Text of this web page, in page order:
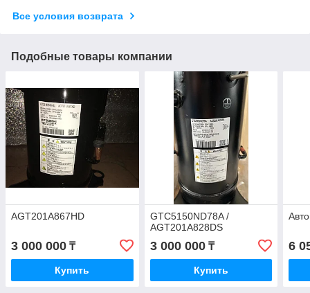
Все условия возврата
Подобные товары компании
AGT201A867HD
3 000 000 ₸
Купить
GTC5150ND78A /
AGT201A828DS
3 000 000₸
Купить
6